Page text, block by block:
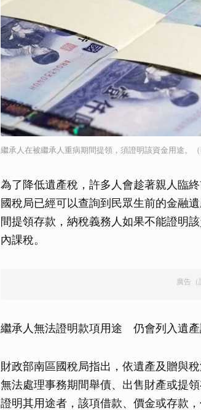
繼承人在被繼承人重病期間提領，須證明該資金用途。（
為了降低遺產稅，許多人會趁著親人臨
國稅局已經可以查詢到民眾生前的金融
間提領存款，納稅義務人如果不能證明
內課稅。
廣告（
繼承人無法證明款項用途 仍會列入遺產
財政部南區國稅局指出，依遺產及贈與
無法處理事務期間舉債、出售財產或提
證明其用途者，該項借款、價金或存款，